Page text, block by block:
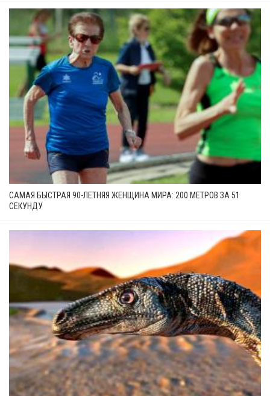
САМАЯ БЫСТРАЯ 90-ЛЕТНЯЯ ЖЕНЩИНА МИРА: 200 МЕТРОВ ЗА 51
СЕКУНДУ